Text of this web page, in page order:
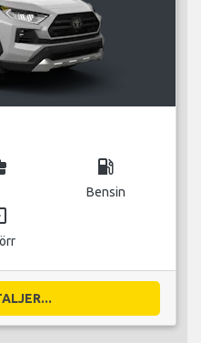
local_gas_station
Bensin